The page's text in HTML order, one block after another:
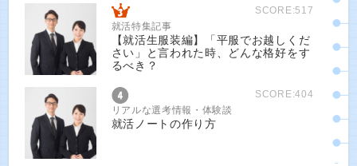
SCORE:517
就活特集記事
【就活生服装編】「平服でお越しくだ
さい」と言われた時、どんな格好をす
るべき？
SCORE:404
リアルな選考情報・体験談
就活ノートの作り方